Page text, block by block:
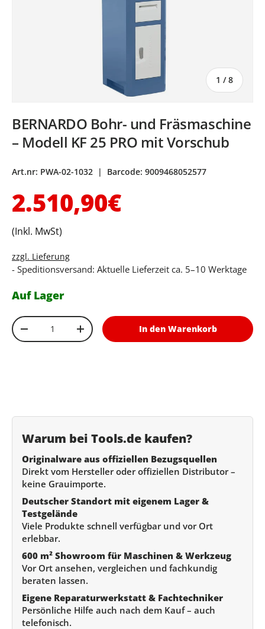
1 /von
8
BERNARDO Bohr- und Fräsmaschine
– Modell KF 25 PRO mit Vorschub
Art.nr: PWA-02-1032 | Barcode: 9009468052577
Normaler Preis
2.510,90€
(Inkl. MwSt)
zzgl. Lieferung
- Speditionsversand: Aktuelle Lieferzeit ca. 5–10 Werktage
Auf Lager
Anzahl
Menge verringernMenge erhöhenIn den Warenkorb
Warum bei Tools.de kaufen?
Originalware aus offiziellen Bezugsquellen
Direkt vom Hersteller oder offiziellen Distributor –
keine Grauimporte.
Deutscher Standort mit eigenem Lager &
Testgelände
Viele Produkte schnell verfügbar und vor Ort
erlebbar.
600 m² Showroom für Maschinen & Werkzeug
Vor Ort ansehen, vergleichen und fachkundig
beraten lassen.
Eigene Reparaturwerkstatt & Fachtechniker
Persönliche Hilfe auch nach dem Kauf – auch
telefonisch.